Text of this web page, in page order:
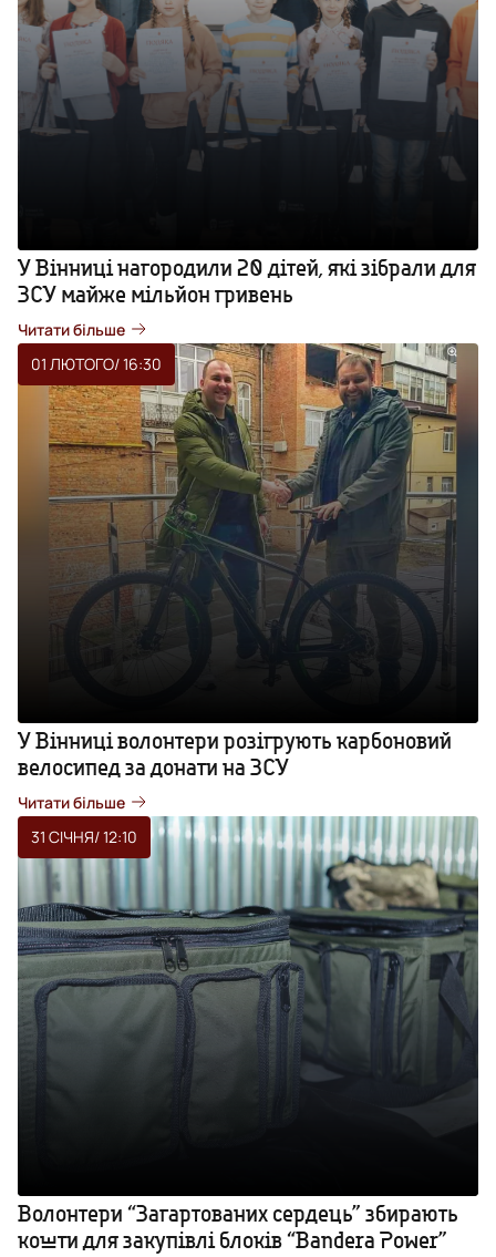
У Вінниці нагородили 20 дітей, які зібрали для
ЗСУ майже мільйон гривень
Читати більше
01 ЛЮТОГО/ 16:30
У Вінниці волонтери розігрують карбоновий
велосипед за донати на ЗСУ
Читати більше
31 СІЧНЯ/ 12:10
Волонтери “Загартованих сердець” збирають
кошти для закупівлі блоків “Bandera Power”